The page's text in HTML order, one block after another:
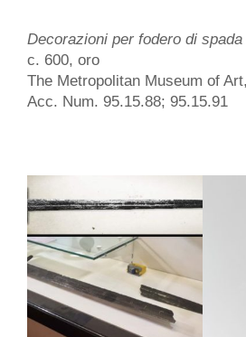
Decorazioni per fodero di spada
c. 600, oro
The Metropolitan Museum of
Acc. Num. 95.15.88; 95.15.91